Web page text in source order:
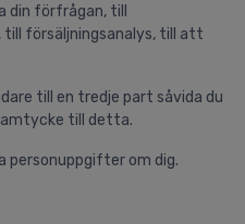
din förfrågan, till
till försäljningsanalys, till att
till en tredje part såvida du
till detta.
personuppgifter om dig.